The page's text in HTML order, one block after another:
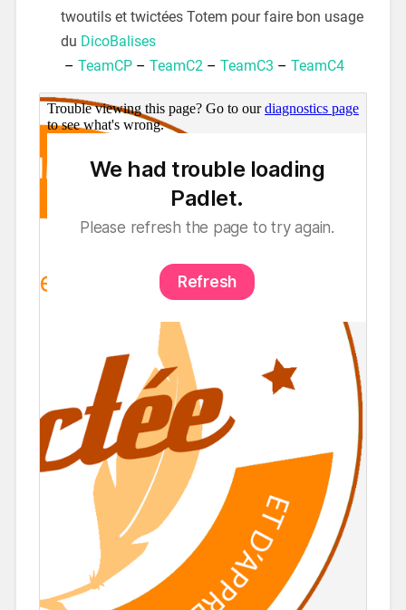
twoutils et twictées Totem pour faire bon usage
du DicoBalises
– TeamCP– TeamC2 – TeamC3 – TeamC4